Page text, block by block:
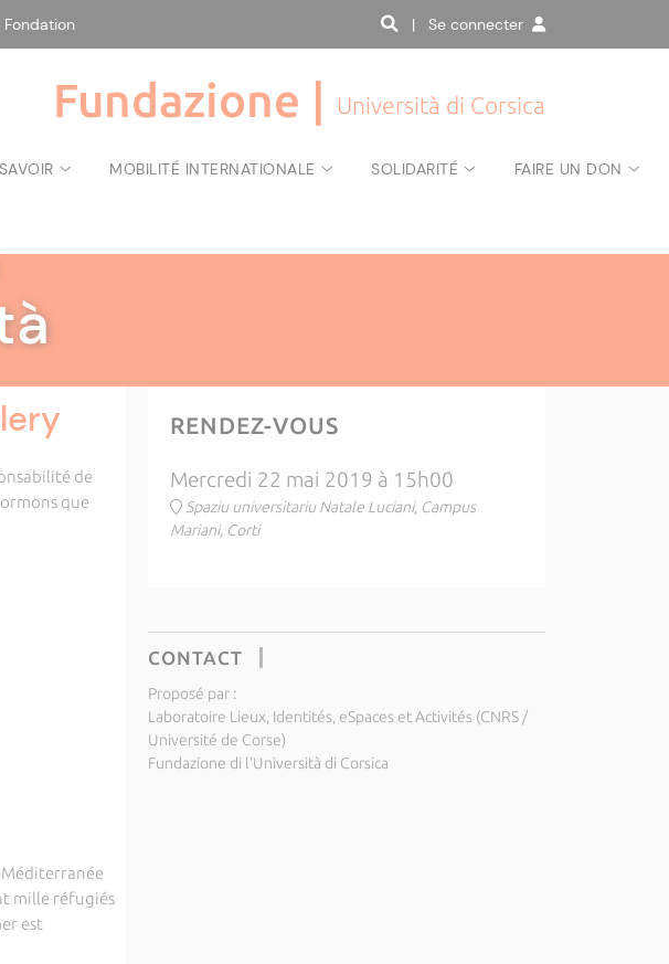
Fondation | Se connecter
Fundazione | Università di Corsica
MOBILITÉ INTERNATIONALE SOLIDARITÉ FAIRE UN DON
de
que
Méditerranée
mille réfugiés
est
RENDEZ-VOUS
Mercredi 22 mai 2019 à 15h00
Spaziu universitariu Natale Luciani, Campus
Mariani, Corti
CONTACT
Proposé par :
Laboratoire Lieux, Identités, eSpaces et Activités (CNRS /
Université de Corse)
Fundazione di l'Università di Corsica